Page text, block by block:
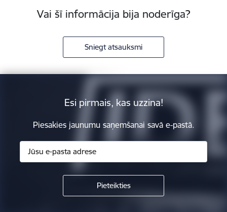
Vai šī informācija bija noderīga?
Sniegt atsauksmi
Esi pirmais, kas uzzina!
Piesakies jaunumu saņemšanai savā e-pastā.